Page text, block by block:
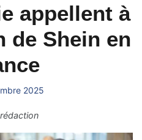
appellent à
de Shein en
2025